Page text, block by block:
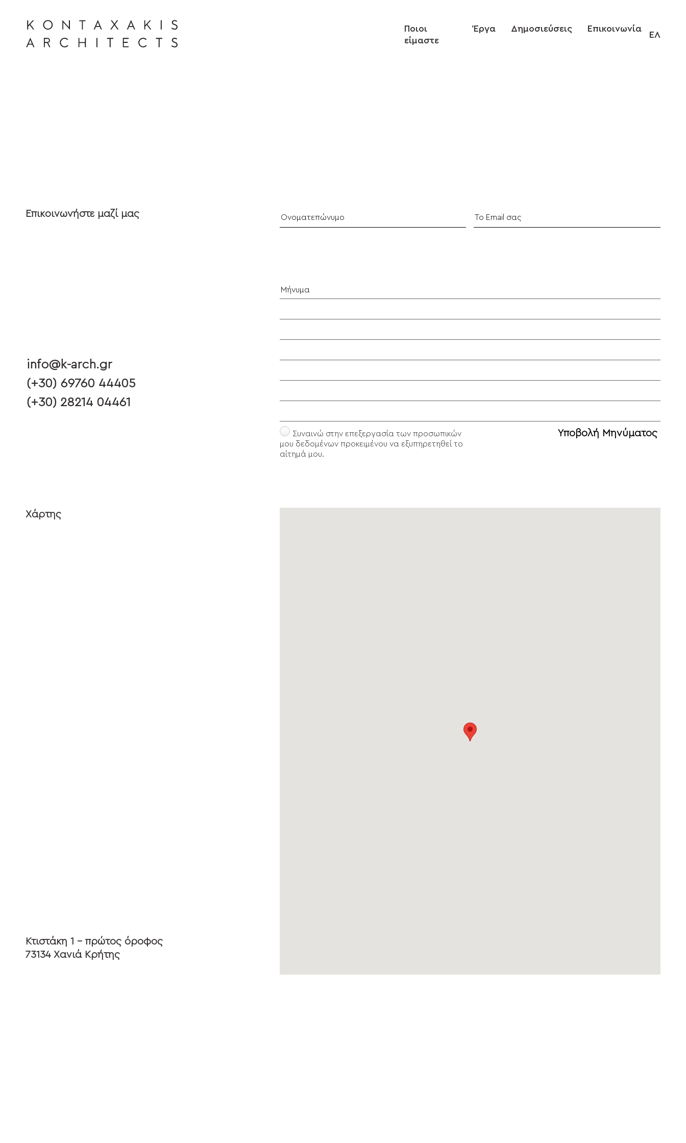
KONTAXAKIS ARCHITECTS
Ποιοι
είμαστε
Έργα Δημοσιεύσεις Επικοινωνία
ΕΛ
Επικοινωνήστε μαζί μας
info@k-arch.gr
(+30) 69760 44405
(+30) 28214 04461
Συναινώ στην επεξεργασία των προσωπικών
μου δεδομένων προκειμένου να εξυπηρετηθεί το
αίτημά μου.
Υποβολή Μηνύματος
Χάρτης
Κτιστάκη 1 - πρώτος όροφος
73134 Χανιά Κρήτης